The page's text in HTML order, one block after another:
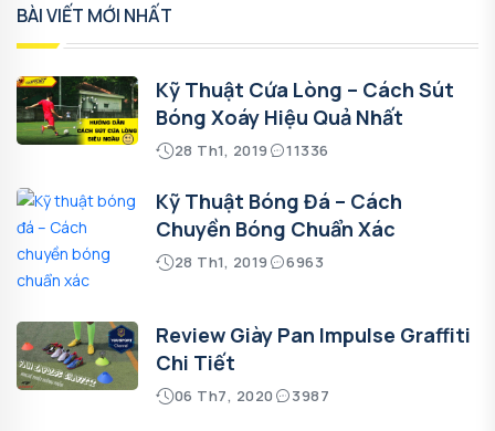
BÀI VIẾT MỚI NHẤT
Kỹ Thuật Cứa Lòng – Cách Sút
Bóng Xoáy Hiệu Quả Nhất
28 Th1, 2019 11336
Kỹ Thuật Bóng Đá – Cách
Chuyền Bóng Chuẩn Xác
28 Th1, 2019 6963
Review Giày Pan Impulse Graffiti
Chi Tiết
06 Th7, 2020 3987